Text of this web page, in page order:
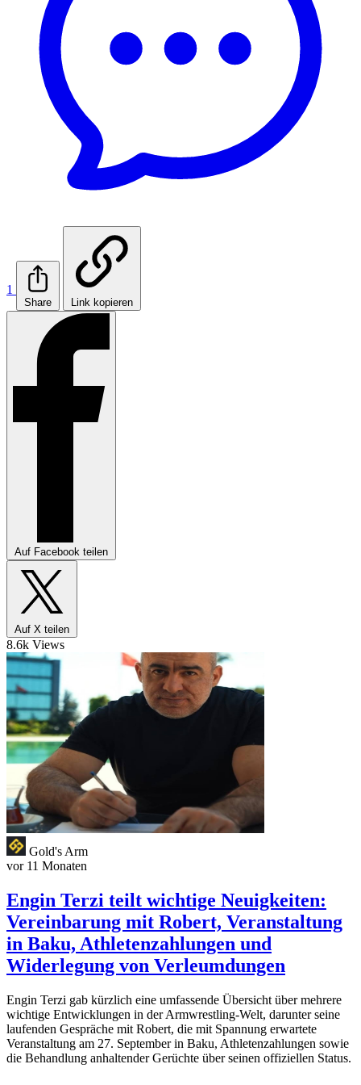
1
Share Link kopieren
Auf Facebook teilen
Auf X teilen
8.6k Views
Gold's Arm
vor 11 Monaten
Engin Terzi teilt wichtige Neuigkeiten:
Vereinbarung mit Robert, Veranstaltung
in Baku, Athletenzahlungen und
Widerlegung von Verleumdungen
Engin Terzi gab kürzlich eine umfassende Übersicht über mehrere
wichtige Entwicklungen in der Armwrestling-Welt, darunter seine
laufenden Gespräche mit Robert, die mit Spannung erwartete
Veranstaltung am 27. September in Baku, Athletenzahlungen sowie
die Behandlung anhaltender Gerüchte über seinen offiziellen Status.